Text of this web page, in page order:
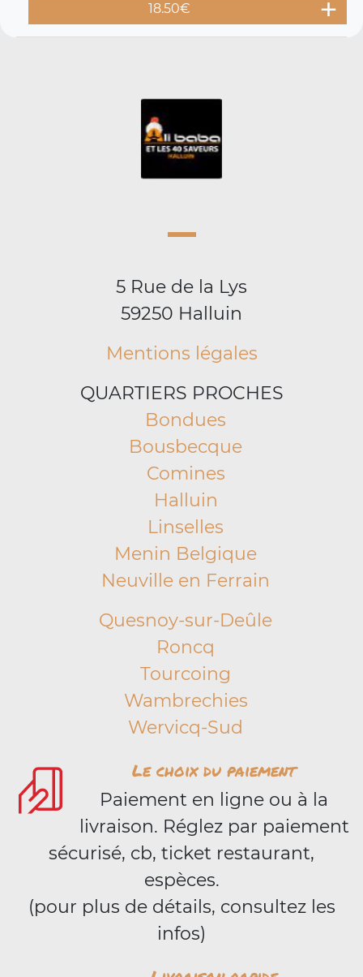
18.50€
5 Rue de la Lys
59250 Halluin
Mentions légales
QUARTIERS PROCHES
Bondues
Bousbecque
Comines
Halluin
Linselles
Menin Belgique
Neuville en Ferrain
Quesnoy-sur-Deûle
Roncq
Tourcoing
Wambrechies
Wervicq-Sud
Le choix du paiement
Paiement en ligne ou à la
livraison. Réglez par paiement
sécurisé, cb, ticket restaurant,
espèces.
(pour plus de détails, consultez les
infos)